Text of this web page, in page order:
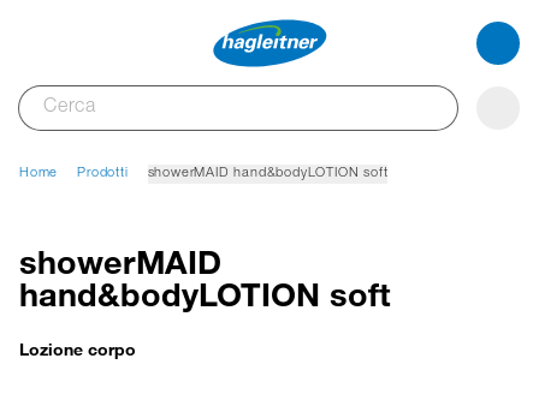
Home Prodotti showerMAID hand&bodyLOTION soft
showerMAID
hand&bodyLOTION soft
Lozione corpo